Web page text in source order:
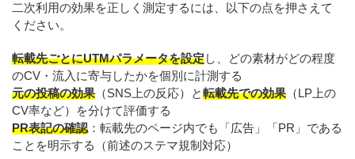
二次利用の効果を正しく測定するには、以下の点を押さえて
ください。
転載先ごとにUTMパラメータを設定し、どの素材がどの程度
のCV・流入に寄与したかを個別に計測する
元の投稿の効果 （SNS上の反応）と転載先での効果 （LP上の
CV率など）を分けて評価する
PR表記の確認 ：転載先のページ内でも「広告」「PR」である
ことを明示する（前述のステマ規制対応）